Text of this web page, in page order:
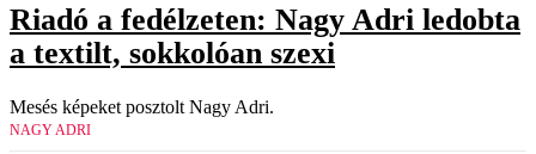
Riadó a fedélzeten: Nagy Adri ledobta
a textilt, sokkolóan szexi
Mesés képeket posztolt Nagy Adri.
NAGY ADRI